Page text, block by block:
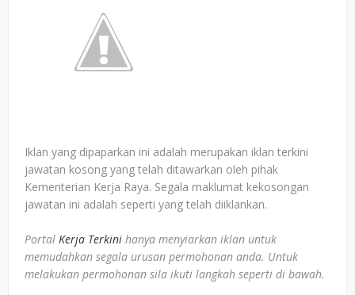
Iklan yang dipaparkan ini adalah merupakan iklan terkini
jawatan kosong yang telah ditawarkan oleh pihak
Kementerian Kerja Raya. Segala maklumat kekosongan
jawatan ini adalah seperti yang telah diiklankan.
Portal Kerja Terkini hanya menyiarkan iklan untuk
memudahkan segala urusan permohonan anda. Untuk
melakukan permohonan sila ikuti langkah seperti di bawah.